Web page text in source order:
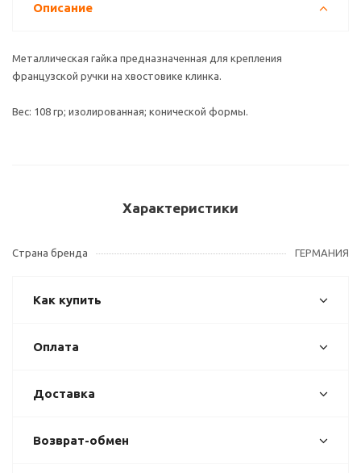
Описание
Металлическая гайка предназначенная для крепления
французской ручки на хвостовике клинка.
Вес: 108 гр; изолированная; конической формы.
Характеристики
Страна бренда ГЕРМАНИЯ
Как купить
Оплата
Доставка
Возврат-обмен